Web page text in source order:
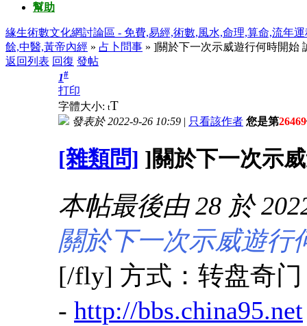
幫助
緣生術數文化網討論區 - 免費,易經,術數,風水,命理,算命,流年
餘,中醫,黃帝內經 » 占卜問事 » ]關於下一次示威遊行何時開始
返回列表 回復 發帖
1#
打印
字體大小: tT
發表於 2022-9-26 10:59 | 只看該作者 您是第26469
[雜類問] ]關於下一次示
本帖最後由 28 於
關於下一次示威遊行
[/fly] 方式：转盘奇
- http://bbs.china95.net